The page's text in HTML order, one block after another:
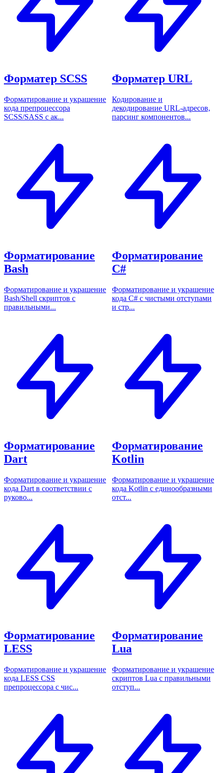
Форматер SCSS
Форматирование и украшение
кода препроцессора
SCSS/SASS с ак...
Форматер URL
Кодирование и
декодирование URL-адресов,
парсинг компонентов...
Форматирование
Bash
Форматирование и украшение
Bash/Shell скриптов с
правильными...
Форматирование
C#
Форматирование и украшение
кода C# с чистыми отступами
и стр...
Форматирование
Dart
Форматирование и украшение
кода Dart в соответствии с
руково...
Форматирование
Kotlin
Форматирование и украшение
кода Kotlin с единообразными
отст...
Форматирование
LESS
Форматирование и украшение
кода LESS CSS
препроцессора с чис...
Форматирование
Lua
Форматирование и украшение
скриптов Lua с правильными
отступ...